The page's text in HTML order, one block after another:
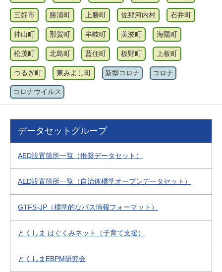
三好市 勝浦町 上勝町 佐那河内村 石井町
神山町 那賀町 牟岐町 美波町 海陽町
松茂町 北島町 藍住町 板野町 上板町
つるぎ町 東みよし町 新型コロナ コロナ
コロナウイルス
データセットグループ
AED設置箇所一覧（推奨データセット）
AED設置箇所一覧（自治体標準オープンデータセット）
GTFS-JP（標準的なバス情報フォーマット）
とくしま はぐくみネット（子育て支援）
とくしまEBPM研究会